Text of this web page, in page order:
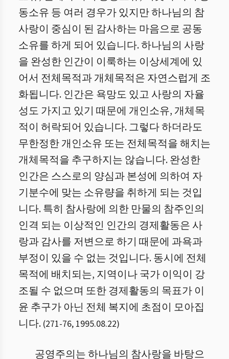
동소유 등 여러 경우가 있지만 하나님의 참
사랑이 중심이 된 감사하는 마음으로 공동
소유를 하게 되어 있습니다. 하나님의 사랑
을 완성한 인간이 이룩하는 이상세계에 있
어서 전체목적과 개체목적은 자연스럽게 조
화됩니다. 인간은 욕망도 있고 사랑의 자율
성도 가지고 있기 때문에 개인소유, 개체목
적이 허락되어 있습니다. 그렇다 하더라도
무한정한 개인소유 또는 전체목적을 해치는
개체목적을 추구하지는 않습니다. 완성한
인간은 스스로의 양심과 본성에 의하여 자
기분수에 맞는 소유량을 취하게 되는 것입
니다. 특히 참사랑에 의한 만물의 참주인의
인격 되는 이상적인 인간의 경제활동은 사
랑과 감사를 저변으로 하기 때문에 과욕과
부정이 있을 수 없는 것입니다. 동시에 전체
목적에 배치되는, 지역이나 국가 이익이 강
조될 수 없으며 또한 경제활동의 목표가 이
윤 추구가 아닌 전체 복지에 초점이 모아집
니다. (271-76, 1995.08.22)
공영주의는 하나님의 참사랑을 바탕으